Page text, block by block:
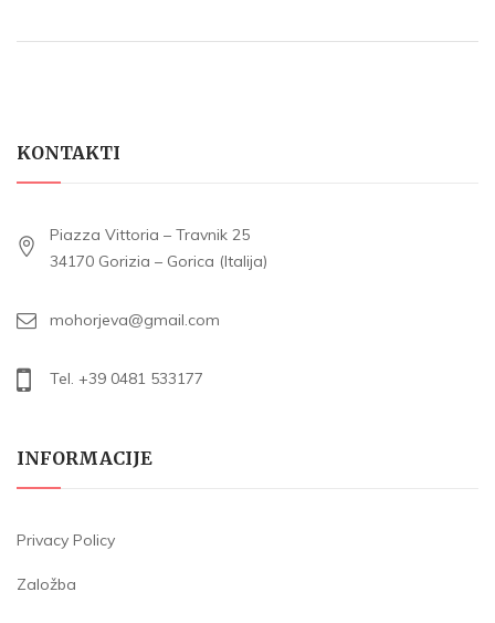
KONTAKTI
Piazza Vittoria – Travnik 25
34170 Gorizia – Gorica (Italija)
mohorjeva@gmail.com
Tel. +39 0481 533177
INFORMACIJE
Privacy Policy
Založba